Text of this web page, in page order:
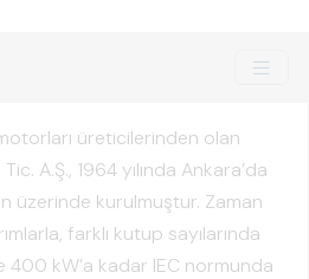
üreticilerinden olan
A.Ş., 1964 yılında Ankara’da
üzerinde kurulmuştur. Zaman
farklı kutup sayılarında
400 kW’a kadar IEC normunda